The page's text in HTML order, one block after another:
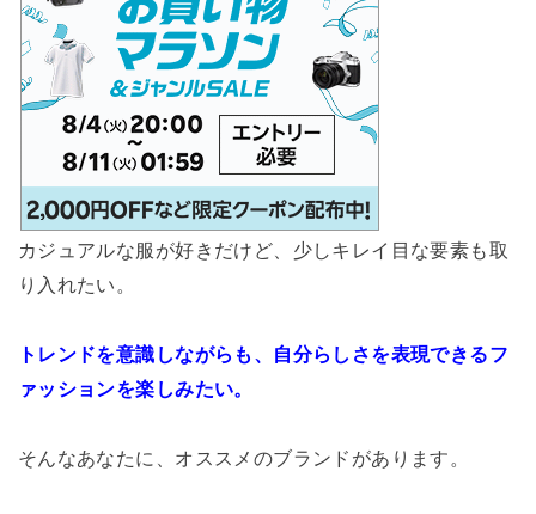
カジュアルな服が好きだけど、少しキレイ目な要素も取
り入れたい。
トレンドを意識しながらも、自分らしさを表現できるフ
ァッションを楽しみたい。
そんなあなたに、オススメのブランドがあります。